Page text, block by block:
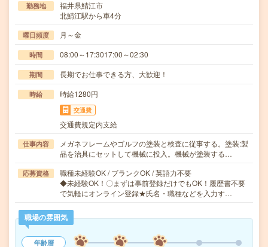
勤務地
福井県鯖江市
北鯖江駅から車4分
曜日頻度 月～金
時間 08:00～17:3017:00～02:30
期間 長期でお仕事できる方、大歓迎！
時給 時給1280円
交通費
交通費規定内支給
仕事内容
メガネフレームやゴルフの塗装と検査に従事する。塗装:製
品を治具にセットして機械に投入。機械が塗装する…
応募資格
職種未経験OK / ブランクOK / 英語力不要
◆未経験OK！〇まずは事前登録だけでもOK！履歴書不要
で気軽にオンライン登録★氏名・職種などを入力す…
職場の雰囲気
年齢層